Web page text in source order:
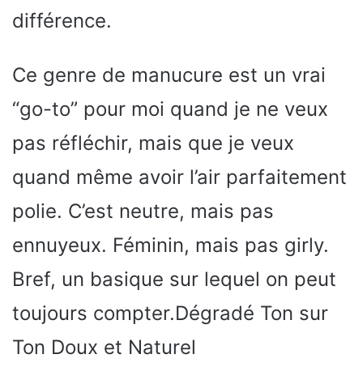
différence.
Ce genre de manucure est un vrai
“go-to” pour moi quand je ne veux
pas réfléchir, mais que je veux
quand même avoir l’air parfaitement
polie. C’est neutre, mais pas
ennuyeux. Féminin, mais pas girly.
Bref, un basique sur lequel on peut
toujours compter.Dégradé Ton sur
Ton Doux et Naturel